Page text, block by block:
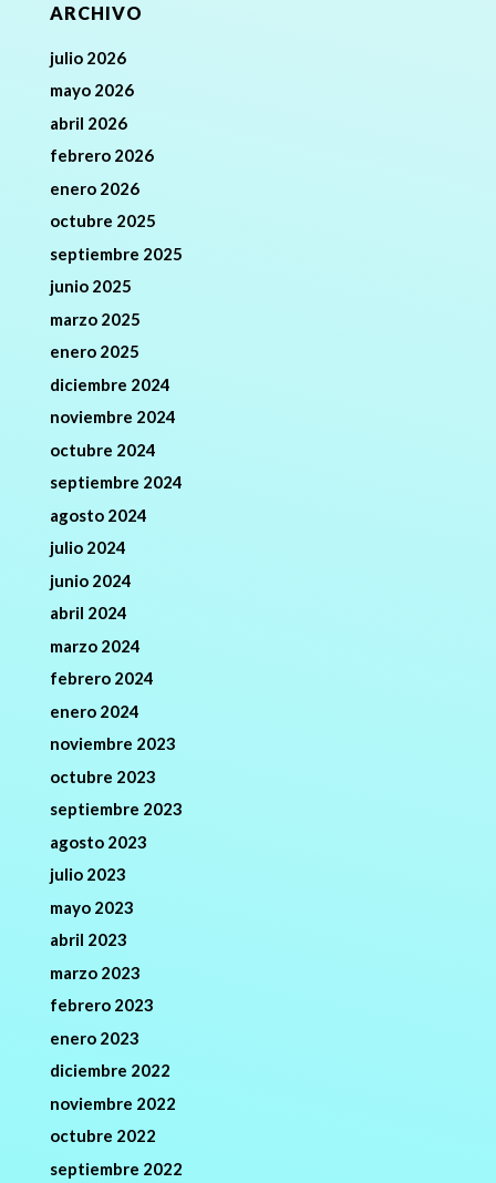
ARCHIVO
julio 2026
mayo 2026
abril 2026
febrero 2026
enero 2026
octubre 2025
septiembre 2025
junio 2025
marzo 2025
enero 2025
diciembre 2024
noviembre 2024
octubre 2024
septiembre 2024
agosto 2024
julio 2024
junio 2024
abril 2024
marzo 2024
febrero 2024
enero 2024
noviembre 2023
octubre 2023
septiembre 2023
agosto 2023
julio 2023
mayo 2023
abril 2023
marzo 2023
febrero 2023
enero 2023
diciembre 2022
noviembre 2022
octubre 2022
septiembre 2022